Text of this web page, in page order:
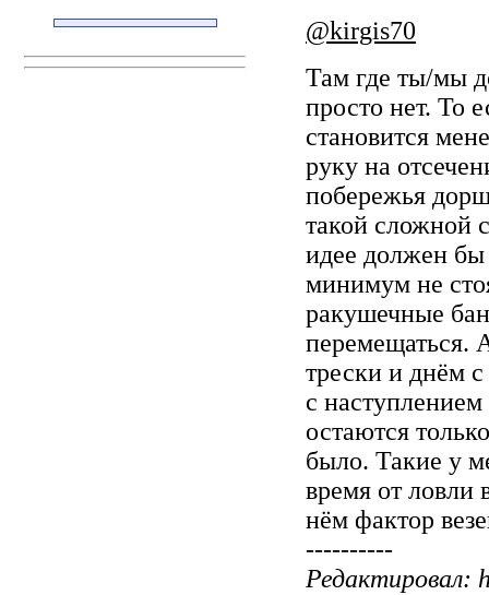
@kirgis70
Там где ты/мы
просто нет. То
становится
руку на
побережья
такой сложной
идее должен бы
минимум не
ракушечные
перемещаться.
трески и днём
с
остаются
было. Такие у
время от ловли
нём фактор
----------
Редактировал: